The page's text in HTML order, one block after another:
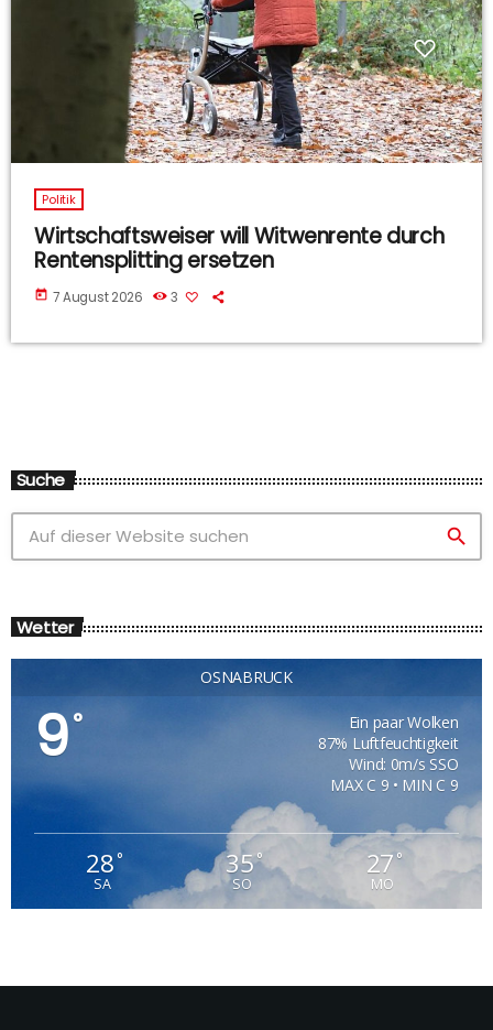
Politik
Wirtschaftsweiser will Witwenrente durch
Rentensplitting ersetzen
today 7 August 2026 3
Suche
search
Wetter
OSNABRÜCK
9°
Ein paar Wolken
87% Luftfeuchtigkeit
Wind: 0m/s SSO
MAX C 9 • MIN C 9
28°
SA
35°
SO
27°
MO